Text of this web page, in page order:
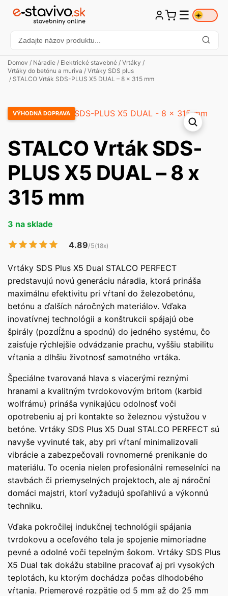
☰ ☀️
Domov / Náradie / Elektrické stavebné / Vrtáky /
Vrtáky do betónu a muriva / Vrtáky SDS plus
/ STALCO Vrták SDS-PLUS X5 DUAL – 8 x 315 mm
VÝHODNÁ DOPRAVA
STALCO Vrták SDS-
PLUS X5 DUAL – 8 x
315 mm
3 na sklade
4.89/5(18x)
Vrtáky SDS Plus X5 Dual STALCO PERFECT
predstavujú novú generáciu náradia, ktorá prináša
maximálnu efektivitu pri vŕtaní do železobetónu,
betónu a ďalších náročných materiálov. Vďaka
inovatívnej technológii a konštrukcii spájajú obe
špirály (pozdĺžnu a spodnú) do jedného systému, čo
zaisťuje rýchlejšie odvádzanie prachu, vyššiu stabilitu
vŕtania a dlhšiu životnosť samotného vrtáka.
Špeciálne tvarovaná hlava s viacerými reznými
hranami a kvalitným tvrdokovovým britom (karbid
wolfrámu) prináša vynikajúcu odolnosť voči
opotrebeniu aj pri kontakte so železnou výstužou v
betóne. Vrtáky SDS Plus X5 Dual STALCO PERFECT sú
navyše vyvinuté tak, aby pri vŕtaní minimalizovali
vibrácie a zabezpečovali rovnomerné prenikanie do
materiálu. To ocenia nielen profesionálni remeselníci na
stavbách či priemyselných projektoch, ale aj nároční
domáci majstri, ktorí vyžadujú spoľahlivú a výkonnú
techniku.
Vďaka pokročilej indukčnej technológii spájania
tvrdokovu a oceľového tela je spojenie mimoriadne
pevné a odolné voči tepelným šokom. Vrtáky SDS Plus
X5 Dual tak dokážu stabilne pracovať aj pri vysokých
teplotách, ku ktorým dochádza počas dlhodobého
vŕtania. Priemerové rozpätie od 5 mm až do 25 mm